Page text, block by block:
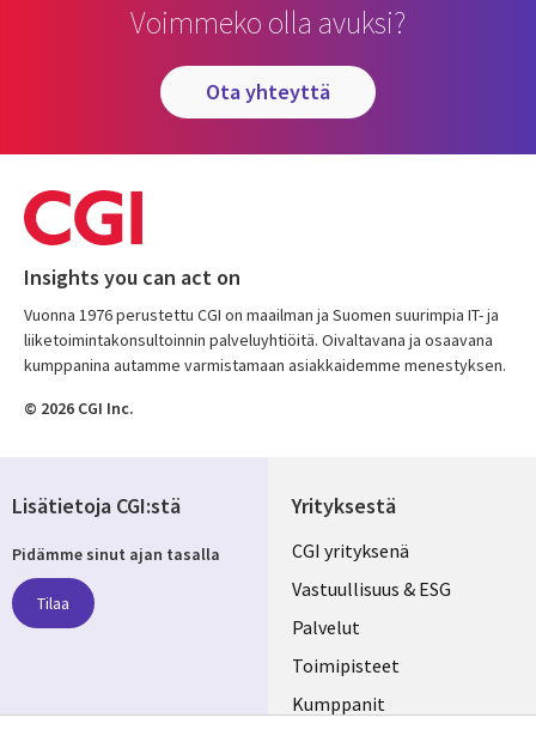
Voimmeko olla avuksi?
ota yhteyttä
Insights you can act on
Vuonna 1976 perustettu CGI on maailman ja Suomen suurimpia IT- ja
liiketoimintakonsultoinnin palveluyhtiöitä. Oivaltavana ja osaavana
kumppanina autamme varmistamaan asiakkaidemme menestyksen.
© 2026 CGI Inc.
Yrityksestä
Useful
links
FINLAND
CGI yrityksenä
Vastuullisuus & ESG
Palvelut
Toimipisteet
Kumppanit
Lisätietoja CGI:stä
Pidämme sinut ajan tasalla
Tilaa